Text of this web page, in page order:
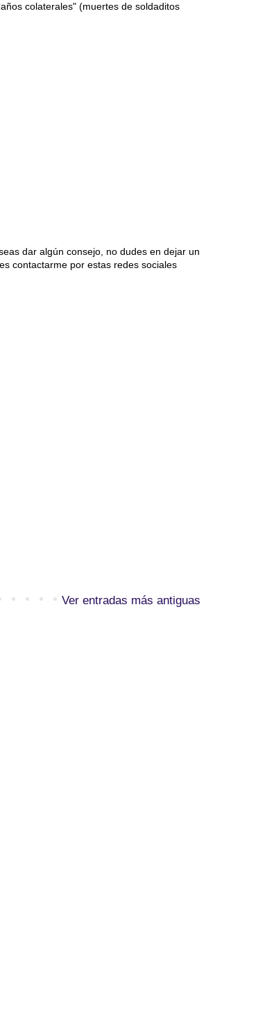
colaterales" (muertes de soldaditos
dar algún consejo, no dudes en dejar un
contactarme por estas redes sociales
Ver entradas más antiguas